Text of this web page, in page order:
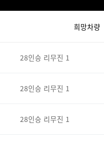
희망차량
28인승 리무진 1
28인승 리무진 1
28인승 리무진 1